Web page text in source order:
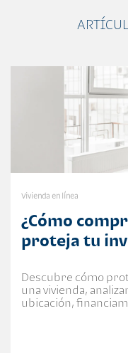
Vivienda en línea
¿Cómo
proteja tu
Descubre cómo
una vivienda,
ubicación,